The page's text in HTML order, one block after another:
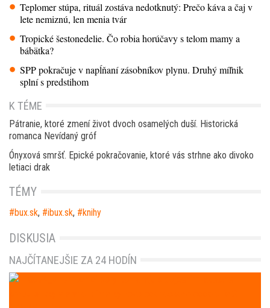
Teplomer stúpa, rituál zostáva nedotknutý: Prečo káva a čaj v
lete nemiznú, len menia tvár
Tropické šestonedelie. Čo robia horúčavy s telom mamy a
bábätka?
SPP pokračuje v napĺňaní zásobníkov plynu. Druhý míľnik
splní s predstihom
K TÉME
Pátranie, ktoré zmení život dvoch osamelých duší. Historická
romanca Nevídaný gróf
Ónyxová smršť. Epické pokračovanie, ktoré vás strhne ako divoko
letiaci drak
TÉMY
bux.sk, ibux.sk, knihy
DISKUSIA
NAJČÍTANEJŠIE ZA 24 HODÍN